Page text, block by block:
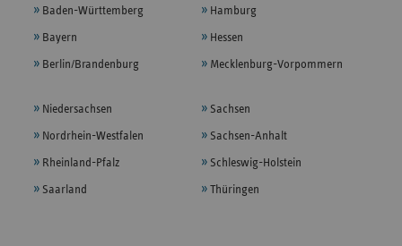
Baden-Württemberg
Bayern
Berlin/Brandenburg
Hamburg
Hessen
Mecklenburg-Vorpommern
Niedersachsen
Nordrhein-Westfalen
Rheinland-Pfalz
Saarland
Sachsen
Sachsen-Anhalt
Schleswig-Holstein
Thüringen